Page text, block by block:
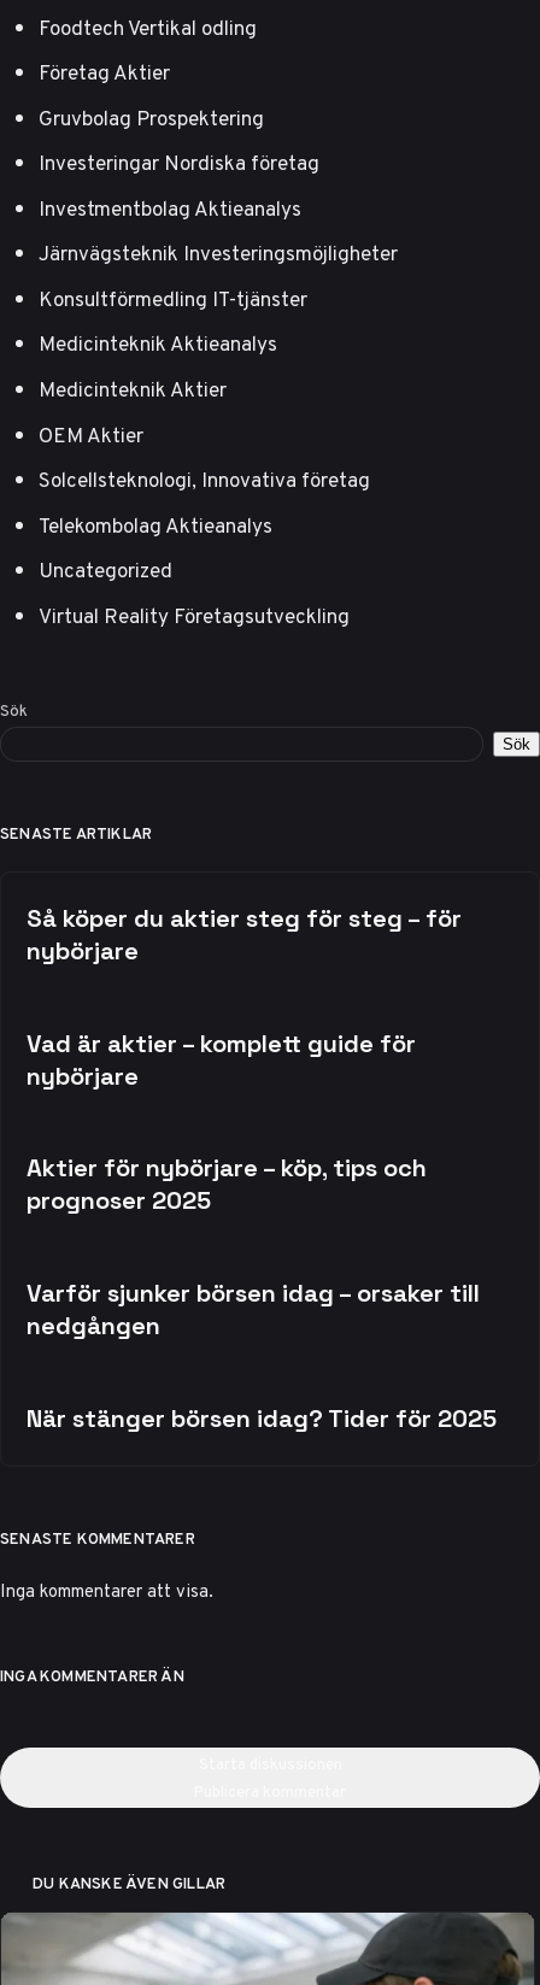
Foodtech Vertikal odling
Företag Aktier
Gruvbolag Prospektering
Investeringar Nordiska företag
Investmentbolag Aktieanalys
Järnvägsteknik Investeringsmöjligheter
Konsultförmedling IT-tjänster
Medicinteknik Aktieanalys
Medicinteknik Aktier
OEM Aktier
Solcellsteknologi, Innovativa företag
Telekombolag Aktieanalys
Uncategorized
Virtual Reality Företagsutveckling
Sök
Sök
SENASTE ARTIKLAR
Så köper du aktier steg för steg – för
nybörjare
Vad är aktier – komplett guide för
nybörjare
Aktier för nybörjare – köp, tips och
prognoser 2025
Varför sjunker börsen idag – orsaker till
nedgången
När stänger börsen idag? Tider för 2025
SENASTE KOMMENTARER
Inga kommentarer att visa.
INGA KOMMENTARER ÄN
DU KANSKE ÄVEN GILLAR